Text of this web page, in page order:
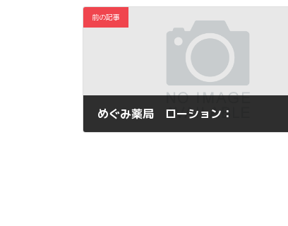
前の記事
めぐみ薬局 ローション：